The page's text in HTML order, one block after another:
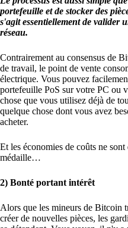
portefeuille et de stocker des
s'agit essentiellement de valider
réseau.
Contrairement au consensus de
de travail, le point de vente
électrique. Vous pouvez
portefeuille PoS sur votre PC ou
chose que vous utilisez déjà de
quelque chose dont vous avez
acheter.
Et les économies de coûts ne sont
médaille…
2) Bonté portant intérêt
Alors que les mineurs de Bitcoin
créer de nouvelles pièces, les